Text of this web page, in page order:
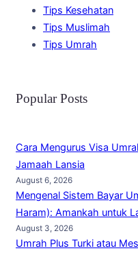
Tips Kesehatan
Tips Muslimah
Tips Umrah
Popular Posts
Cara Mengurus Visa
Jamaah Lansia
August 6, 2026
Mengenal Sistem Bayar
Haram): Amankah untuk
August 3, 2026
Umrah Plus Turki atau